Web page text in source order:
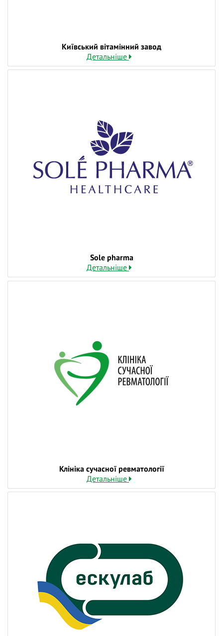
Київський вітамінний завод
Детальніше
Sole pharma
Детальніше
Клініка сучасної ревматології
Детальніше